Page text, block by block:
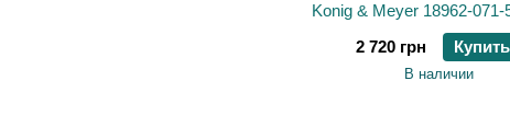
Konig & Meyer 18962-071-
2 720 грн
Купить
В наличии